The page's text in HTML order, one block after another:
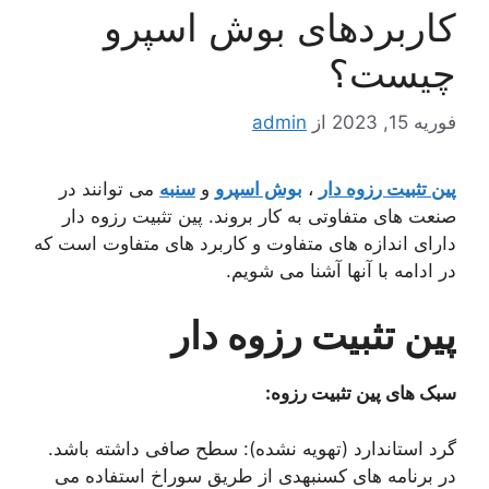
کاربردهای بوش اسپرو
چیست؟
فوریه 15, 2023 از admin
پین تثبیت رزوه دار ، بوش اسپرو و سنبه می توانند در
صنعت های متفاوتی به کار بروند. پین تثبیت رزوه دار
دارای اندازه های متفاوت و کاربرد های متفاوت است که
در ادامه با آنها آشنا می شویم.
پین تثبیت رزوه دار
سبک های پین تثبیت رزوه:
گرد استاندارد (تهویه نشده): سطح صافی داشته باشد.
در برنامه های کسنبهدی از طریق سوراخ استفاده می